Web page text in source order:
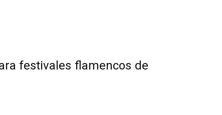
festivales flamencos de